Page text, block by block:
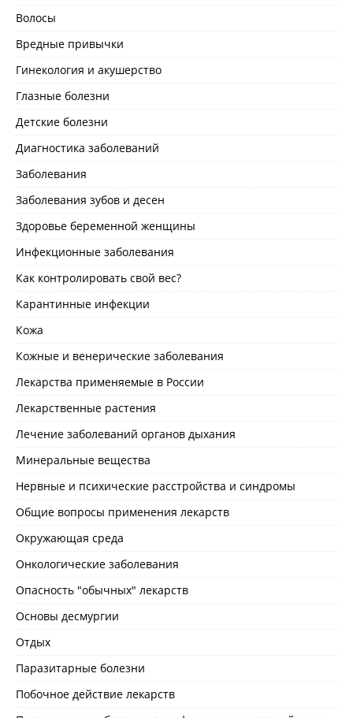
Волосы
Вредные привычки
Гинекология и акушерство
Глазные болезни
Детские болезни
Диагностика заболеваний
Заболевания
Заболевания зубов и десен
Здоровье беременной женщины
Инфекционные заболевания
Как контролировать свой вес?
Карантинные инфекции
Кожа
Кожные и венерические заболевания
Лекарства применяемые в России
Лекарственные растения
Лечение заболеваний органов дыхания
Минеральные вещества
Нервные и психические расстройства и синдромы
Общие вопросы применения лекарств
Окружающая среда
Онкологические заболевания
Опасность "обычных" лекарств
Основы десмургии
Отдых
Паразитарные болезни
Побочное действие лекарств